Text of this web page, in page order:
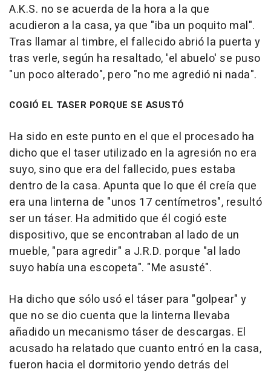
A.K.S. no se acuerda de la hora a la que
acudieron a la casa, ya que "iba un poquito mal".
Tras llamar al timbre, el fallecido abrió la puerta y
tras verle, según ha resaltado, 'el abuelo' se puso
"un poco alterado", pero "no me agredió ni nada".
COGIÓ EL TASER PORQUE SE ASUSTÓ
Ha sido en este punto en el que el procesado ha
dicho que el taser utilizado en la agresión no era
suyo, sino que era del fallecido, pues estaba
dentro de la casa. Apunta que lo que él creía que
era una linterna de "unos 17 centímetros", resultó
ser un táser. Ha admitido que él cogió este
dispositivo, que se encontraban al lado de un
mueble, "para agredir" a J.R.D. porque "al lado
suyo había una escopeta". "Me asusté".
Ha dicho que sólo usó el táser para "golpear" y
que no se dio cuenta que la linterna llevaba
añadido un mecanismo táser de descargas. El
acusado ha relatado que cuanto entró en la casa,
fueron hacia el dormitorio yendo detrás del